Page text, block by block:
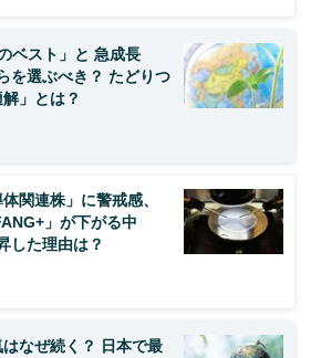
ベスト」と 急成長
を選ぶべき？ たどりつ
」とは？
関連株」に警戒感、
」が下がる中
した理由は？
はなぜ続く？ 日本で最